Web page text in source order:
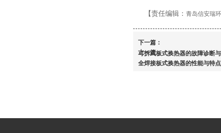
【责任编辑：青岛信安瑞
下一篇：
可拆式板式换热器的故障诊断
上一篇：
全焊接板式换热器的性能与特点